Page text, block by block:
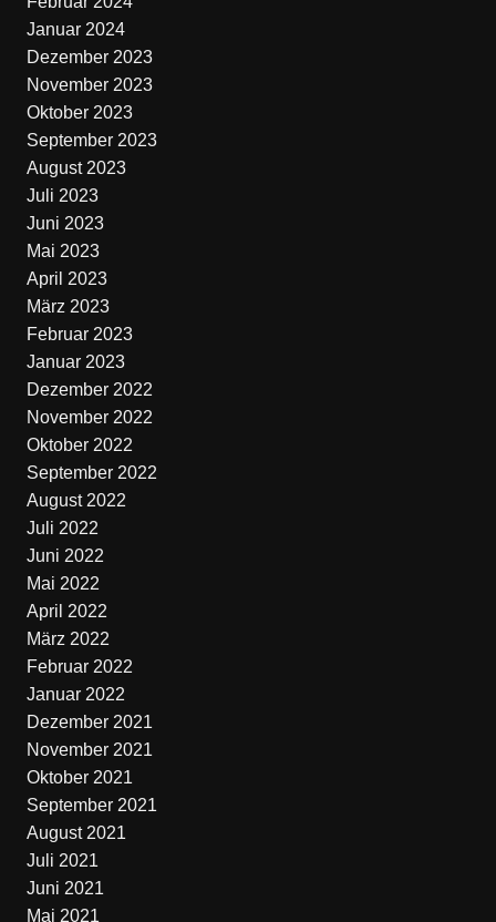
Januar 2024
Dezember 2023
November 2023
Oktober 2023
September 2023
August 2023
Juli 2023
Juni 2023
Mai 2023
April 2023
März 2023
Februar 2023
Januar 2023
Dezember 2022
November 2022
Oktober 2022
September 2022
August 2022
Juli 2022
Juni 2022
Mai 2022
April 2022
März 2022
Februar 2022
Januar 2022
Dezember 2021
November 2021
Oktober 2021
September 2021
August 2021
Juli 2021
Juni 2021
Mai 2021